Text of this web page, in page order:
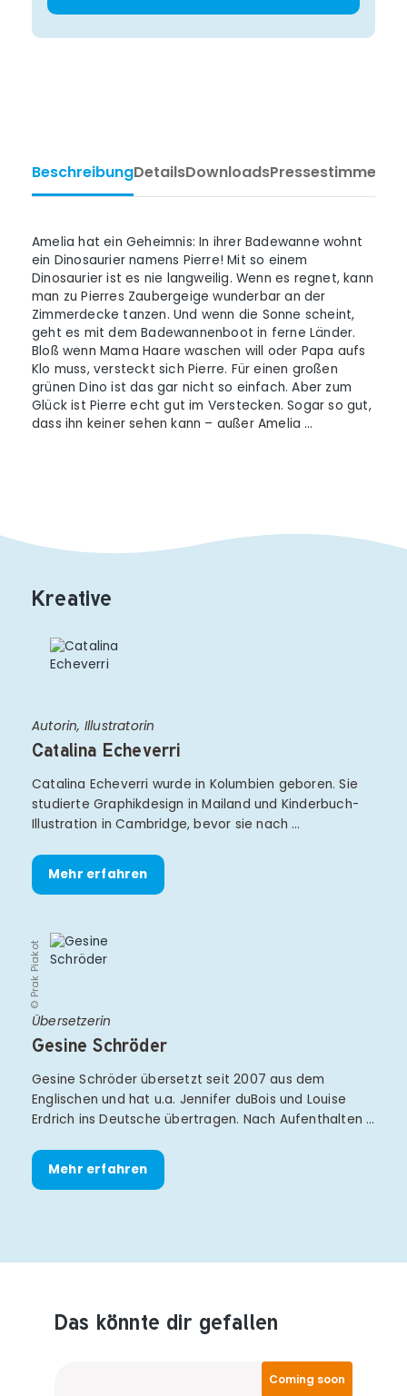
BeschreibungDetailsDownloadsPressestimmen
Amelia hat ein Geheimnis: In ihrer Badewanne wohnt
ein Dinosaurier namens Pierre! Mit so einem
Dinosaurier ist es nie langweilig. Wenn es regnet, kann
man zu Pierres Zaubergeige wunderbar an der
Zimmerdecke tanzen. Und wenn die Sonne scheint,
geht es mit dem Badewannenboot in ferne Länder.
Bloß wenn Mama Haare waschen will oder Papa aufs
Klo muss, versteckt sich Pierre. Für einen großen
grünen Dino ist das gar nicht so einfach. Aber zum
Glück ist Pierre echt gut im Verstecken. Sogar so gut,
dass ihn keiner sehen kann – außer Amelia …
Kreative
Autorin, Illustratorin
Catalina Echeverri
Catalina Echeverri wurde in Kolumbien geboren. Sie
studierte Graphikdesign in Mailand und Kinderbuch-
Illustration in Cambridge, bevor sie nach …
Mehr erfahren
© Prak Piakot
Übersetzerin
Gesine Schröder
Gesine Schröder übersetzt seit 2007 aus dem
Englischen und hat u.a. Jennifer duBois und Louise
Erdrich ins Deutsche übertragen. Nach Aufenthalten …
Mehr erfahren
Produktempfehlungen überspringen
Das könnte dir gefallen
Coming soon